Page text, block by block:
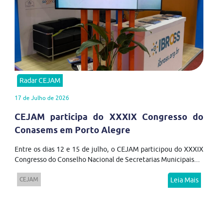
Radar CEJAM
17 de Julho de 2026
CEJAM participa do XXXIX Congresso do
Conasems em Porto Alegre
Entre os dias 12 e 15 de julho, o CEJAM participou do XXXIX
Congresso do Conselho Nacional de Secretarias Municipais...
CEJAM Leia Mais